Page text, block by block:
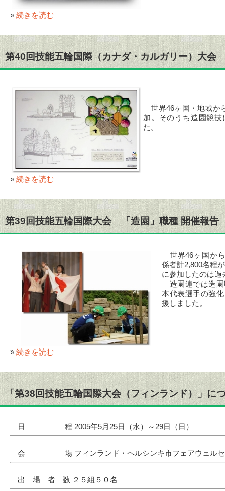
» 続きを読む
第40回技能五輪国際（カナダ・カルガリー）大会
世界46ヶ国・地域か
加。そのうち造園競
た。
» 続きを読む
第39回技能五輪国際大会 「造園」職種 開催報告
世界46ヶ国か
係者計2,800名程
に参加したのは過
造園連では造園
本代表選手の強
援しました。
» 続きを読む
「第38回技能五輪国際大会（フィンランド）」に
日 程 2005年5月25日（水）～29日（日）
会 場 フィンランド・ヘルシンキ市フェアウェルセ
出 場 者 数 ２５組５０名